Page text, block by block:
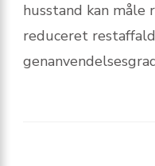
husstand kan
reduceret